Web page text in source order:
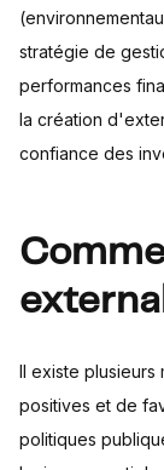
stratégie de
performances
la création
confiance des
Il existe plusieurs
positives et de
politiques